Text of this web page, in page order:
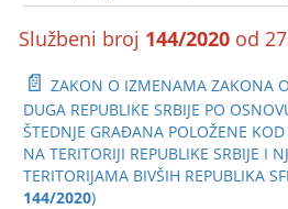
Službeni broj 144/2020 od
📄 ZAKON O IZMENAMA ZAKONA
DUGA REPUBLIKE SRBIJE PO
ŠTEDNJE GRAĐANA POLOŽENE KOD
NA TERITORIJI REPUBLIKE SRBIJE I
TERITORIJAMA BIVŠIH REPUBLIKA
144/2020)